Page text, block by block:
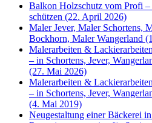
Balkon Holzschutz vom Profi
schützen (22. April 2026)
Maler Jever, Maler Schortens,
Bockhorn, Maler Wangerland
Malerarbeiten &
– in Schortens, Jever,
(27. Mai 2026)
Malerarbeiten &
– in Schortens, Jever,
(4. Mai 2019)
Neugestaltung einer Bäckerei